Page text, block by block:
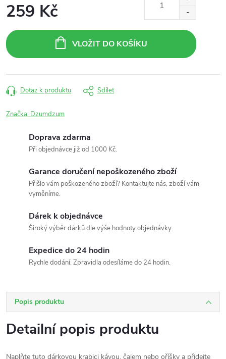
259 Kč
cena:
VLOŽIT DO KOŠÍKU
Dotaz k produktu Sdílet
Značka: Dzumdzum
Doprava zdarma
Při objednávce již od 1000 Kč.
Garance doručení nepoškozeného zboží
Přišlo vám poškozeného zboží? Kontaktujte nás, zboží vám
vyměníme.
Dárek k objednávce
Široký výběr dárků dle výše hodnoty objednávky.
Expedice do 24 hodin
Rychle dodání. Zpravidla odesíláme do 24 hodin.
Popis produktu
Detailní popis produktu
Naplňte tuto dárkovou krabici kávou, čajem nebo oříšky a přidejte